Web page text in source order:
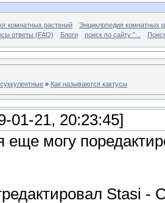
комнатных растений
Энциклопедия комнатных
ответы (FAQ) Блоги поиск по сайту "...
» Как называются кактусы
01-21, 20:23:45]
еще могу
Stasi -